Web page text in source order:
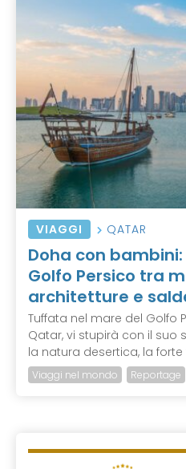
VIAGGI QATAR
Doha con
Golfo Persico tra
architetture e
Tuffata nel mare del Golfo
Qatar, vi stupirà con il suo
la natura desertica, la forte
Viaggi nel mondo Reportage